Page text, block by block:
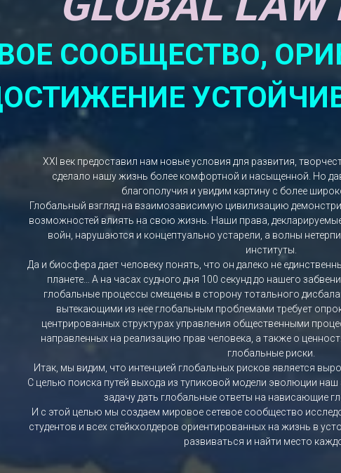
СООБЩЕСТВО,
XXI век предоставил нам новые условия для развития,
сделало нашу жизнь более комфортной и насыщенной. Но
благополучия и увидим картину с более
Глобальный взгляд на взаимозависимую цивилизацию
возможностей влиять на свою жизнь. Наши права,
войн, нарушаются и концептуально устарели, а волны
институты.
Да и биосфера дает человеку понять, что он далеко не
планете… А на часах судного дня 100 секунд до нашего
глобальные процессы смещены в сторону тотального
вытекающими из нее глобальным проблемами требует
центрированных структурах управления общественными
направленных на реализацию прав человека, а также о
глобальные риски.
Итак, мы видим, что интенцией глобальных рисков является
С целью поиска путей выхода из тупиковой модели эволюции наш
задачу дать глобальные ответы на нависающие
И с этой целью мы создаем мировое сетевое сообщество
студентов и всех стейкхолдеров ориентированных на жизнь в
развиваться и найти место